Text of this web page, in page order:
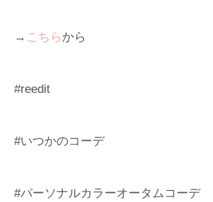
→ こちらから
#reedit
#いつかのコーデ
#パーソナルカラーオータムコーデ